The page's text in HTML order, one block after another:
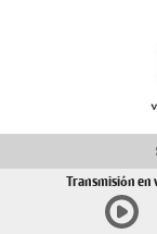
Transmisión en